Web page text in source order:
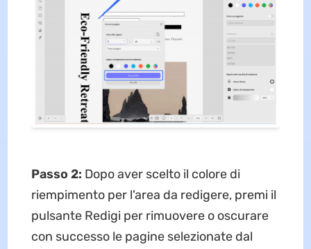
Passo 2: Dopo aver scelto il colore di
riempimento per l'area da redigere, premi il
pulsante Redigi per rimuovere o oscurare
con successo le pagine selezionate dal